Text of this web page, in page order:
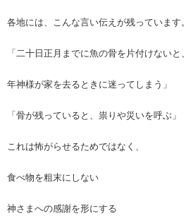
各地には、こんな言い伝えが残っています。
「二十日正月までに魚の骨を片付けないと、
年神様が家を去るときに迷ってしまう」
「骨が残っていると、祟りや災いを呼ぶ」
これは怖がらせるためではなく、
食べ物を粗末にしない
神さまへの感謝を形にする